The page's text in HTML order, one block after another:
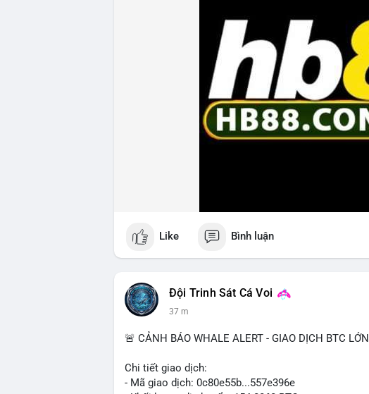
Like Bình luận
Đội Trinh Sát Cá Voi
37 m
🚨 CẢNH BÁO WHALE ALERT - GIAO DỊCH BTC LỚN
Chi tiết giao dịch:
- Mã giao dịch: 0c80e55b...557e396e